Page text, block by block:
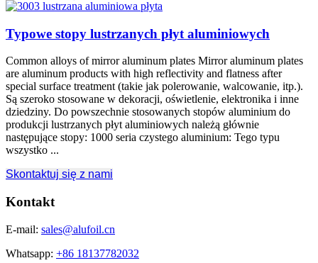
Typowe stopy lustrzanych płyt aluminiowych
Common alloys of mirror aluminum plates Mirror aluminum plates
are aluminum products with high reflectivity and flatness after
special surface treatment (takie jak polerowanie, walcowanie, itp.).
Są szeroko stosowane w dekoracji, oświetlenie, elektronika i inne
dziedziny. Do powszechnie stosowanych stopów aluminium do
produkcji lustrzanych płyt aluminiowych należą głównie
następujące stopy: 1000 seria czystego aluminium: Tego typu
wszystko ...
Skontaktuj się z nami
Kontakt
E-mail: sales@alufoil.cn
Whatsapp: +86 18137782032